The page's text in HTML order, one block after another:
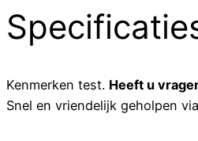
Kenmerken test. Heeft u
Snel en vriendelijk geholpen via